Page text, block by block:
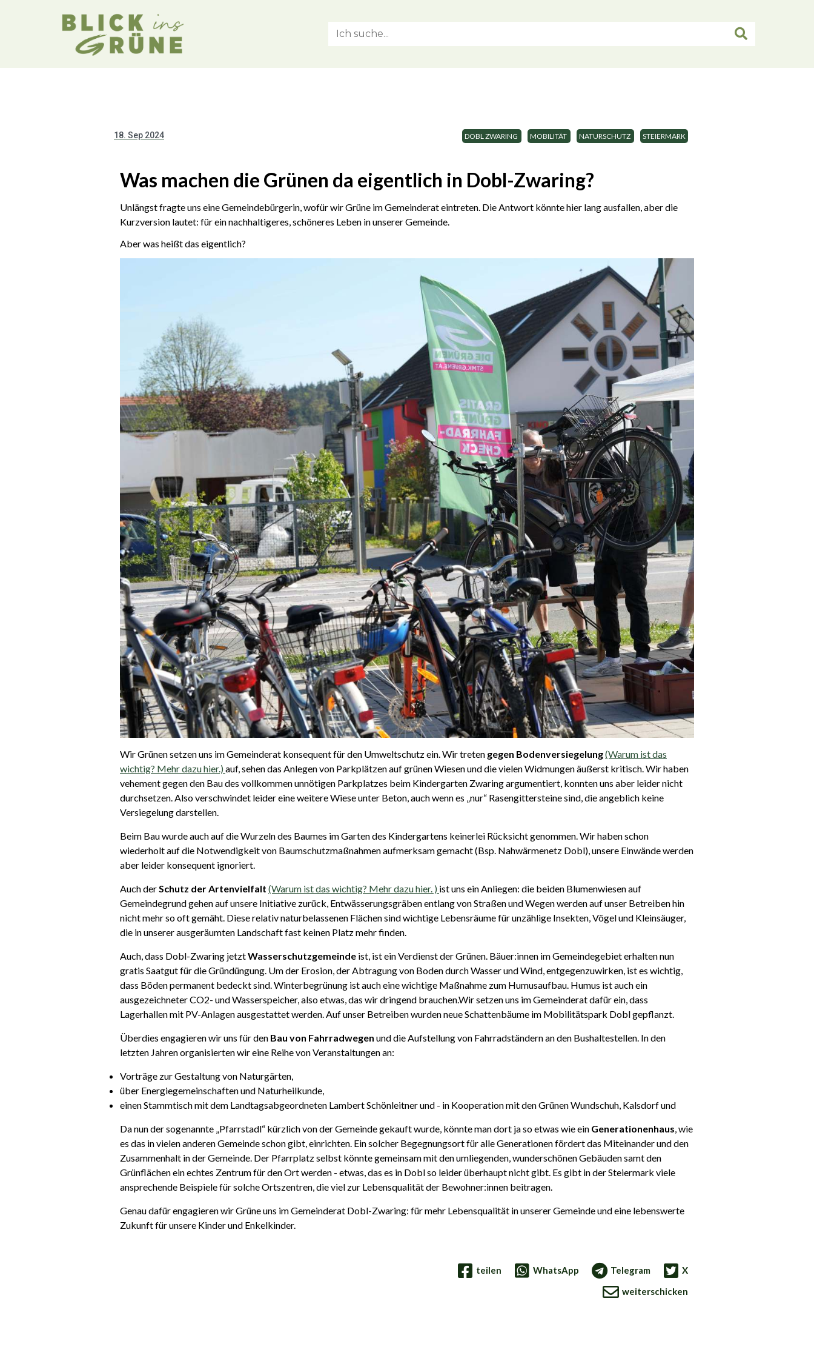
18. Sep 2024 DOBL ZWARING MOBILITÄT NATURSCHUTZ STEIERMARK
Was machen die Grünen da eigentlich in Dobl-Zwaring?
Unlängst fragte uns eine Gemeindebürgerin,wofür wir Grüne im Gemeinderat eintreten. Die Antwort könnte hier lang ausfallen, aber die
Kurzversion lautet: für ein nachhaltigeres, schöneres Leben in unserer Gemeinde.
Aber was heißt das eigentlich?
Wir Grünen setzen uns im Gemeinderat konsequent für den Umweltschutz ein. Wir treten gegen Bodenversiegelung(Warum ist das
wichtig? Mehr dazu hier.) auf, sehen das Anlegen von Parkplätzen auf grünen Wiesen und die vielen Widmungen äußerst kritisch. Wir haben
vehement gegen den Bau des vollkommen unnötigen Parkplatzes beim Kindergarten Zwaring argumentiert, konnten uns aber leider nicht
durchsetzen. Also verschwindet leider eine weitere Wiese unter Beton, auch wenn es „nur“ Rasengittersteine sind, die angeblich keine
Versiegelung darstellen.
Beim Bau wurde auch auf die Wurzeln des Baumes im Garten des Kindergartens keinerlei Rücksicht genommen. Wir haben schon
wiederholt auf die Notwendigkeit von Baumschutzmaßnahmen aufmerksam gemacht (Bsp. Nahwärmenetz Dobl), unsere Einwände werden
aber leider konsequent ignoriert.
Auch der Schutz der Artenvielfalt (Warum ist das wichtig? Mehr dazu hier. ) ist uns ein Anliegen: die beiden Blumenwiesen auf
Gemeindegrund gehen auf unsere Initiative zurück, Entwässerungsgräben entlang von Straßen und Wegen werden auf unser Betreiben hin
nicht mehr so oft gemäht. Diese relativ naturbelassenen Flächen sind wichtige Lebensräume für unzählige Insekten, Vögel und Kleinsäuger,
die in unserer ausgeräumten Landschaft fast keinen Platz mehr finden.
Auch, dass Dobl-Zwaring jetztWasserschutzgemeinde ist, ist ein Verdienst der Grünen. Bäuer:innen im Gemeindegebiet erhalten nun
gratis Saatgut für die Gründüngung. Um der Erosion, der Abtragung von Boden durch Wasser und Wind, entgegenzuwirken, ist es wichtig,
dass Böden permanent bedeckt sind. Winterbegrünung ist auch eine wichtige Maßnahme zum Humusaufbau. Humus ist auch ein
ausgezeichneter CO2- und Wasserspeicher, also etwas, das wir dringend brauchen.Wir setzen uns im Gemeinderat dafür ein, dass
Lagerhallen mit PV-Anlagen ausgestattet werden. Auf unser Betreiben wurden neue Schattenbäume im Mobilitätspark Dobl gepflanzt.
Überdies engagieren wir uns für den Bau von Fahrradwegen und die Aufstellung von Fahrradständern an den Bushaltestellen. In den
letzten Jahren organisierten wireine Reihe von Veranstaltungenan:
Vorträge zur Gestaltung von Naturgärten,
über Energiegemeinschaften und Naturheilkunde,
einen Stammtisch mit dem Landtagsabgeordneten Lambert Schönleitner und - in Kooperation mit den Grünen Wundschuh, Kalsdorf und
Da nun der sogenannte „Pfarrstadl“ kürzlich von der Gemeinde gekauftwurde, könnte man dort ja so etwas wie ein Generationenhaus , wie
es das in vielen anderen Gemeinde schon gibt, einrichten. Ein solcher Begegnungsort für alle Generationen fördert das Miteinander und den
Zusammenhalt in der Gemeinde. Der Pfarrplatz selbst könnte gemeinsam mit den umliegenden, wunderschönen Gebäuden samt den
Grünflächen ein echtes Zentrum für den Ort werden - etwas, das es in Dobl so leider überhaupt nicht gibt. Es gibt in der Steiermark viele
ansprechende Beispiele für solche Ortszentren, die viel zur Lebensqualität der Bewohner:innen beitragen.
Genau dafür engagieren wir Grüne uns im Gemeinderat Dobl-Zwaring: für mehr Lebensqualität in unserer Gemeinde und eine lebenswerte
Zukunft für unsere Kinder und Enkelkinder.
teilen WhatsApp Telegram
X
weiterschicken